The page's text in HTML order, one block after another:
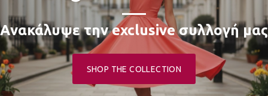
Aνακάλυψε την exclusive συλλογή μας
SHOP THE COLLECTION